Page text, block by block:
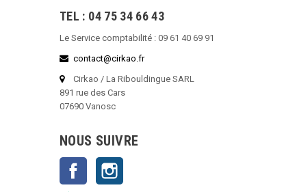
TEL : 04 75 34 66 43
Le Service comptabilité : 09 61 40 69 91
contact@cirkao.fr
Cirkao / La Ribouldingue SARL
891 rue des Cars
07690 Vanosc
NOUS SUIVRE
Facebook